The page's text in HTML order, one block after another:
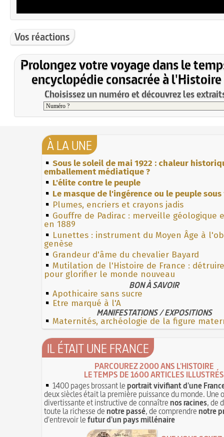
Vos réactions
Prolongez votre voyage dans le
encyclopédie consacrée à l'Histoire
Choisissez un numéro et découvrez les
À LA UNE
Sous le soleil de mai 1922 : chaleur
emballement médiatique ?
L'élite contre le peuple
Le masque de l'ingérence ou le peuple
Plumes, encriers et crayons jadis
Gouffre de Padirac : merveille géologique
en 1889
Lunettes : instrument du Moyen Âge à
genèse
Grandeur d'âme du chevalier Bayard
Mutilation de l'Histoire de France :
pour glorifier le monde nouveau
BON À SAVOIR
Apothicaire sans sucre
Etre marqué à l'A
MANIFESTATIONS / EXPOSITIONS
Maternités, archéologie de la figure
IL ÉTAIT UNE FRANCE
PARCOUREZ 2000 ANS L'HISTOIRE
LE TEMPS DE 1600 ARTICLES ILLUSTRÉS
1400 pages brossant leportrait vivifiant d'une
deux siècles était la première puissance du monde. Une
divertissante et instructive de connaîtrenos racines, de
toute la richesse denotre passé, de comprendrenotre
d'entrevoir lefutur d'un pays millénaire